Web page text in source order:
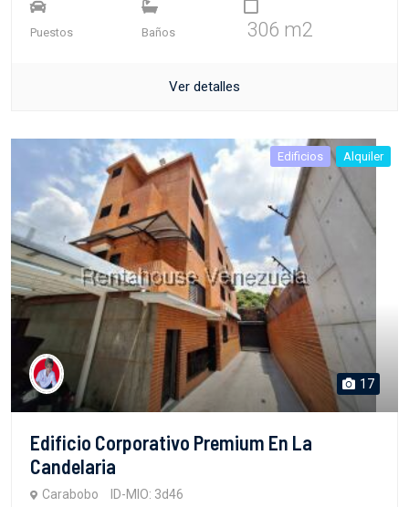
Puestos Baños 306 m2
Ver detalles
Edificios Alquiler
17
Edificio Corporativo Premium En La
Candelaria
Carabobo ID-MIO: 3d46